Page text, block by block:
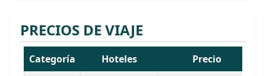
PRECIOS DE VIAJE
Categoría Hoteles
Precio